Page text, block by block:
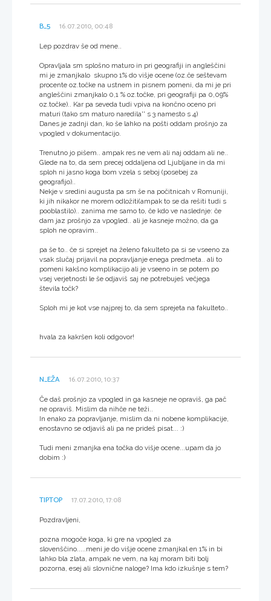
B_5 16.07.2010, 00:48
Lep pozdrav še od mene..
Opravljala sm splošno maturo in pri geografiji in angleščini
mi je zmanjkalo skupno 1% do višje ocene (oz.če seštevam
procente oz.točke na ustnem in pisnem pomeni, da mi je pri
angleščini zmanjkalo 0,1 % oz.točke, pri geografiji pa 0,09%
oz.točke).. Kar pa seveda tudi vpiva na končno oceno pri
maturi (tako sm maturo naredila'' s 3 namesto s 4)
Danes je zadnji dan, ko še lahko na pošti oddam prošnjo za
vpogled v dokumentacijo.
Trenutno jo pišem.. ampak res ne vem ali naj oddam ali ne..
Glede na to, da sem precej oddaljena od Ljubljane in da mi
sploh ni jasno koga bom vzela s seboj (posebej za
geografijo)..
Nekje v sredini augusta pa sm še na počitnicah v Romuniji,
ki jih nikakor ne morem odložiti(ampak to se da rešiti tudi s
pooblastilo).. zanima me samo to, če kdo ve naslednje: če
dam jaz prošnjo za vpogled.. ali je kasneje možno, da ga
sploh ne opravim..
pa še to.. če si sprejet na želeno fakulteto pa si se vseeno za
vsak slučaj prijavil na popravljanje enega predmeta.. ali to
pomeni kakšno komplikacijo ali je vseeno in se potem po
vsej verjetnosti le še odjaviš saj ne potrebuješ večjega
števila točk?
Sploh mi je kot vse najprej to, da sem sprejeta na fakulteto..
hvala za kakršen koli odgovor!
N_EŽA 16.07.2010, 10:37
Če daš prošnjo za vpogled in ga kasneje ne opraviš, ga pač
ne opraviš. Mislim da nihče ne teži..
In enako za popravljanje, mislim da ni nobene komplikacije,
enostavno se odjaviš ali pa ne prideš pisat... :)
Tudi meni zmanjka ena točka do višje ocene...upam da jo
dobim :)
TIPTOP 17.07.2010, 17:08
Pozdravljeni,
pozna mogoče koga, ki gre na vpogled za
slovenščino.....meni je do višje ocene zmanjkal en 1% in bi
lahko bla zlata, ampak ne vem, na kaj moram biti bolj
pozorna, esej ali slovnične naloge? Ima kdo izkušnje s tem?